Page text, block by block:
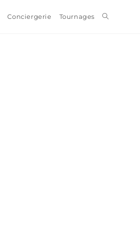
Conciergerie Tournages